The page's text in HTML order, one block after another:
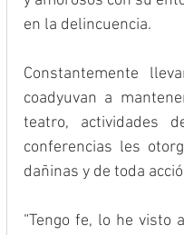
en la delincuencia.
Constantemente
coadyuvan a
teatro, actividades
conferencias les
dañinas y de toda
“Tengo fe, lo he